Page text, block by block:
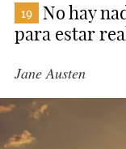
19
No hay
para estar
Jane Austen